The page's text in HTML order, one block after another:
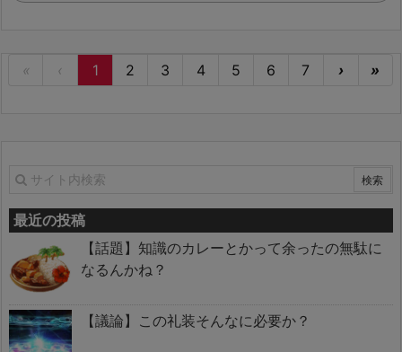
« ‹ 1 2 3 4 5 6 7 › »
最近の投稿
【話題】知識のカレーとかって余ったの無駄に
なるんかね？
【議論】この礼装そんなに必要か？